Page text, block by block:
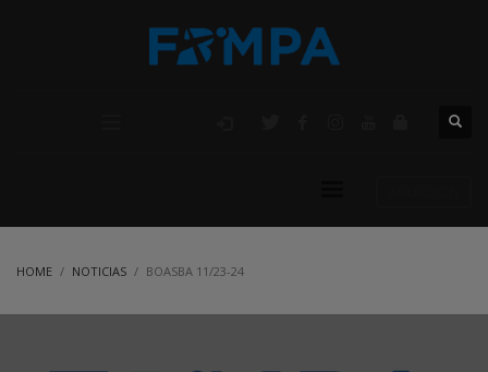
HOME NOTICIAS BOASBA 11/23-24